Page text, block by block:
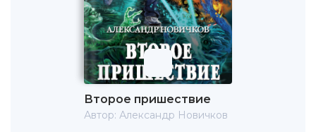
Второе пришествие
Автор: Александр Новичков